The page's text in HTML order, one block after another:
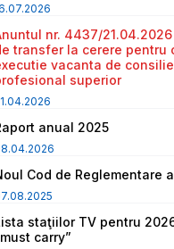
nr. 4437/
transfer la cerere
vacanta de
superior
anual 2025
Cod de Reglementare
staţiilor TV pentru
carry”